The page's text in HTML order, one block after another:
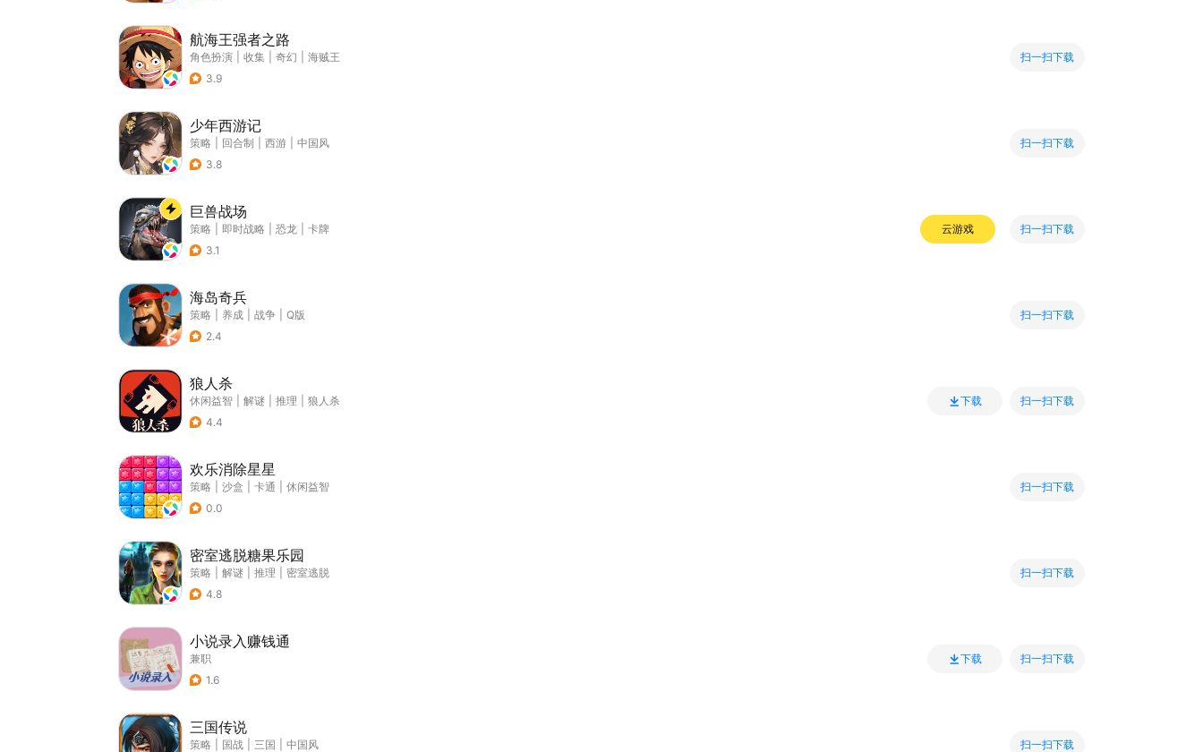
航海王强者之路
角色扮演 收集 奇幻
海贼王
3.9
扫一扫下载
少年西游记
策略 回合制 西游
中国风
3.8
扫一扫下载
巨兽战场
策略 即时战略 恐龙
卡牌
3.1
云游戏 扫一扫下载
海岛奇兵
策略 养成 战争
Q版
2.4
扫一扫下载
狼人杀
休闲益智 解谜 推理
狼人杀
4.4
下载 扫一扫下载
欢乐消除星星
策略 沙盒 卡通
休闲益智
0.0
扫一扫下载
密室逃脱糖果乐园
策略 解谜 推理
密室逃脱
4.8
扫一扫下载
小说录入赚钱通
兼职
1.6
下载 扫一扫下载
三国传说
策略 国战 三国
中国风
扫一扫下载